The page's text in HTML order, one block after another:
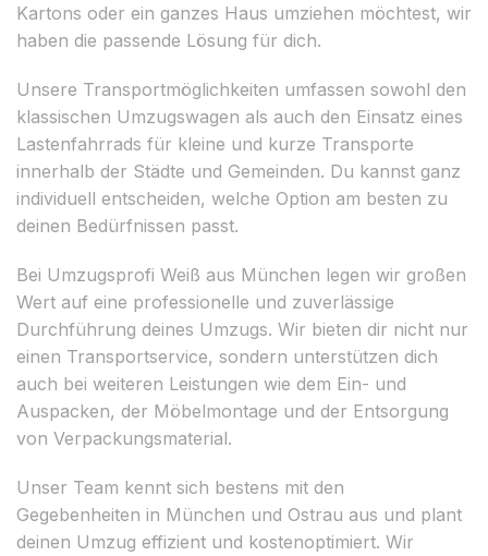
Kartons oder ein ganzes Haus umziehen möchtest, wir
haben die passende Lösung für dich.
Unsere Transportmöglichkeiten umfassen sowohl den
klassischen Umzugswagen als auch den Einsatz eines
Lastenfahrrads für kleine und kurze Transporte
innerhalb der Städte und Gemeinden. Du kannst ganz
individuell entscheiden, welche Option am besten zu
deinen Bedürfnissen passt.
Bei Umzugsprofi Weiß aus München legen wir großen
Wert auf eine professionelle und zuverlässige
Durchführung deines Umzugs. Wir bieten dir nicht nur
einen Transportservice, sondern unterstützen dich
auch bei weiteren Leistungen wie dem Ein- und
Auspacken, der Möbelmontage und der Entsorgung
von Verpackungsmaterial.
Unser Team kennt sich bestens mit den
Gegebenheiten in München und Ostrau aus und plant
deinen Umzug effizient und kostenoptimiert. Wir